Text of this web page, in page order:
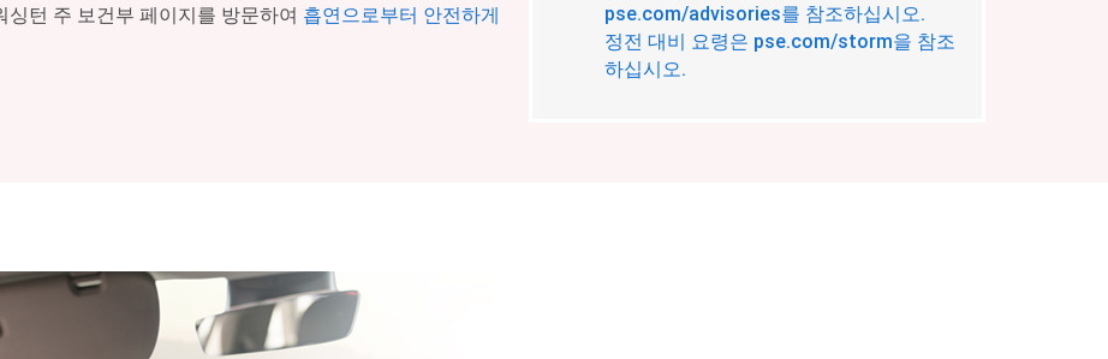
턴 주 보건부 페이지를 방문하여 흡연으로부터 안전하게
pse.com/advisories를 참조하십시오.
정전 대비 요령은 pse.com/storm을 참조
하십시오.